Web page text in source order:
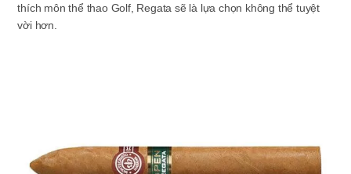
thích môn thể thao Golf, Regata sẽ là lựa chọn không thể tuyệt
vời hơn.